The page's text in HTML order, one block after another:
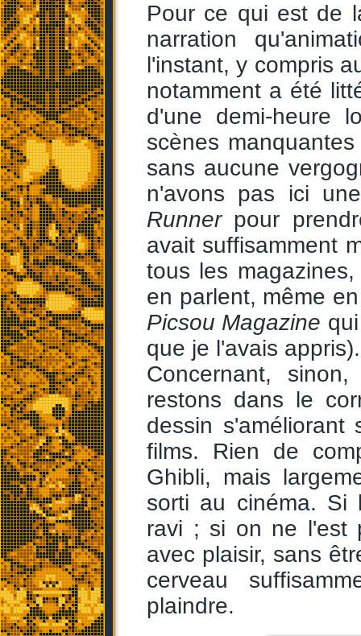
Pour ce qui est de
narration
l'instant, y compris
notamment a été
d'une demi-heure
scènes
sans aucune
n'avons pas ici
Runnerpour
avait suffisamment
tous les
en parlent, même
Picsou Magazine
que je l'avais appris).
Concernant,
restons dans le
dessin
films. Rien de
Ghibli, mais
sorti au cinéma. Si
ravi ; si on ne l'est
avec plaisir, sans
cerveau
plaindre.